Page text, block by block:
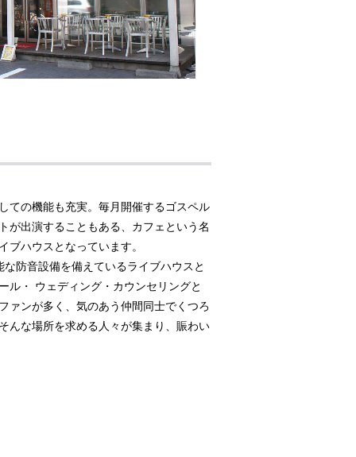
ての機能も充実。毎月開催するゴスペル
が出演することもある、カフェという名
ブハウスとなっています。
防音設備を備えているライブハウスと
ル・ ウェディング・カウンセリングと
ァンが多く、気のあう仲間同士でくつろ
んな場所を求める人々が集まり、賑わい